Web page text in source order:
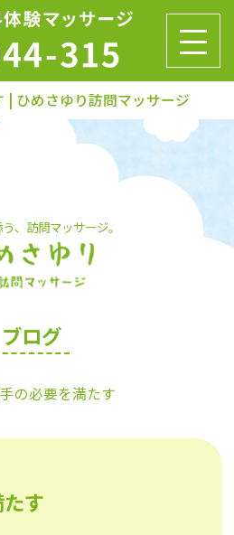
| ひめさゆり訪問マッサージ
、訪問マッサージ。
ブログ
の必要を満たす
す